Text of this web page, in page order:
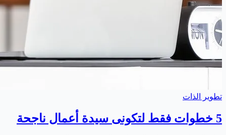
تطوير الذات
5 خطوات فقط لتكونى سيدة أعمال ناجحة